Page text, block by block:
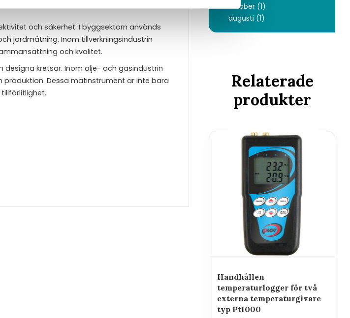
och säkerhet. I byggsektorn används
jordmätning. Inom tillverkningsindustrin
och kvalitet.
kretsar. Inom olje- och gasindustrin
Dessa mätinstrument är inte bara
oktober (1)
augusti (1)
Relaterade
produkter
Handhållen
temperaturlogger för två
externa temperaturgivare
typ Pt1000